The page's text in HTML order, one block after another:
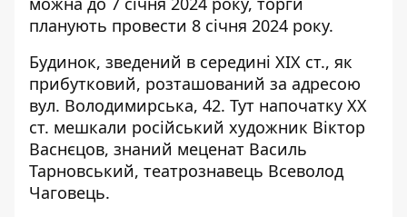
планують провести 8 січня 2024 року.
Будинок, зведений в середині ХІХ ст., як
прибутковий, розташований за адресою
вул. Володимирська, 42. Тут напочатку ХХ
ст. мешкали російський художник Віктор
Васнєцов, знаний меценат Василь
Тарновський, театрознавець Всеволод
Чаговець.